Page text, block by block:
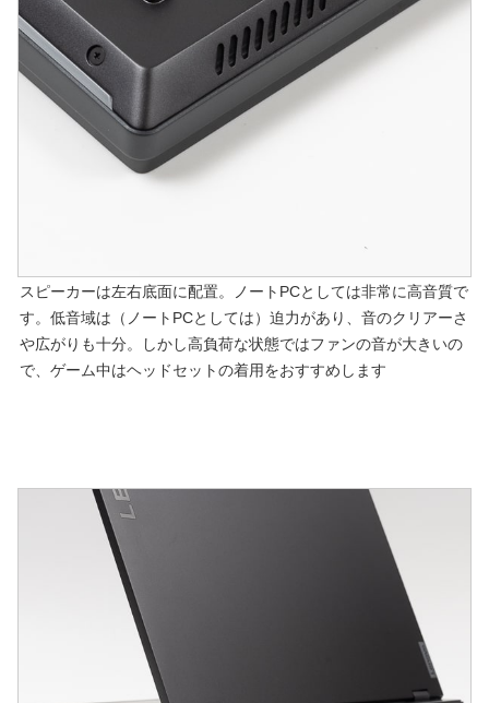
スピーカーは左右底面に配置。ノートPCとしては非常に高音質で
す。低音域は（ノートPCとしては）迫力があり、音のクリアーさ
や広がりも十分。しかし高負荷な状態ではファンの音が大きいの
で、ゲーム中はヘッドセットの着用をおすすめします